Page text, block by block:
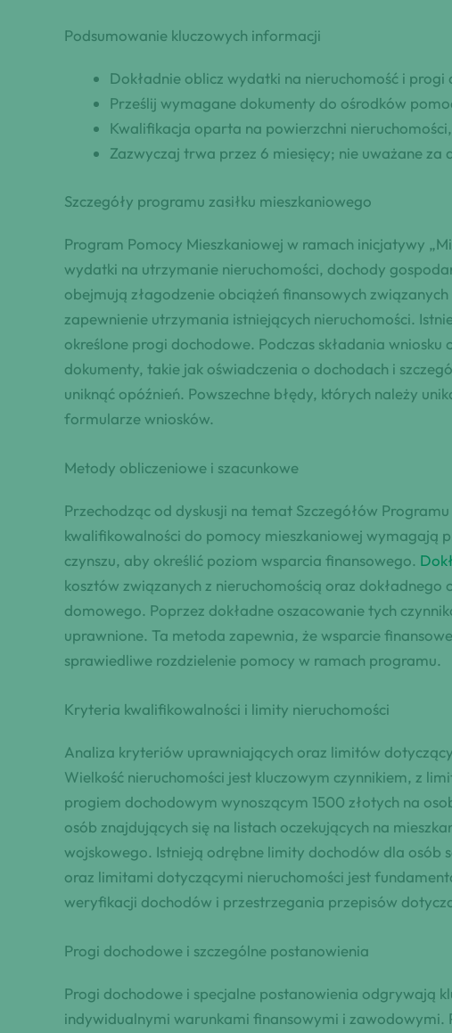
Podsumowanie kluczowych informacji
Dokładnie oblicz wydatki na nieruchomość i progi
Prześlij wymagane dokumenty do ośrodków
Kwalifikacja oparta na powierzchni
Zazwyczaj trwa przez 6 miesięcy; nie uważane za
Szczegóły programu zasiłku mieszkaniowego
Program Pomocy Mieszkaniowej w ramach inicjatywy
wydatki na utrzymanie nieruchomości, dochody
obejmują złagodzenie obciążeń finansowych
zapewnienie utrzymania istniejących nieruchomości.
określone progi dochodowe. Podczas składania
dokumenty, takie jak oświadczenia o dochodach i
uniknąć opóźnień. Powszechne błędy, których należy
formularze wniosków.
Metody obliczeniowe i szacunkowe
Przechodząc od dyskusji na temat Szczegółów
kwalifikowalności do pomocy mieszkaniowej wymagają
czynszu, aby określić poziom wsparcia finansowego.
kosztów związanych z nieruchomością oraz
domowego. Poprzez dokładne oszacowanie tych
uprawnione. Ta metoda zapewnia, że wsparcie
sprawiedliwe rozdzielenie pomocy w ramach programu.
Kryteria kwalifikowalności i limity nieruchomości
Analiza kryteriów uprawniających oraz limitów
Wielkość nieruchomości jest kluczowym czynnikiem, z
progiem dochodowym wynoszącym 1500 złotych na
osób znajdujących się na listach oczekujących na
wojskowego. Istnieją odrębne limity dochodów dla
oraz limitami dotyczącymi nieruchomości jest
weryfikacji dochodów i przestrzegania przepisów
Progi dochodowe i szczególne postanowienia
Progi dochodowe i specjalne postanowienia odgrywają
indywidualnymi warunkami finansowymi i zawodowymi.